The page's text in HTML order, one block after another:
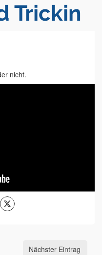
Trickin
nicht.
Nächster Eintrag